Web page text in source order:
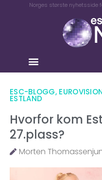
Norges største nyhetsside
ESC-BLOGG,
ESTLAND
Hvorfor kom
27.plass?
Morten Thomassen